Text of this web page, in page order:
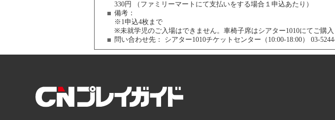
330円 （ファミリーマートにて支払いをする場合１申込あたり）
備考：
※1申込4枚まで
※未就学児のご入場はできません。車椅子席はシアター1010にてご購入
問い合わせ先： シアター1010チケットセンター（10:00-18:00） 03-